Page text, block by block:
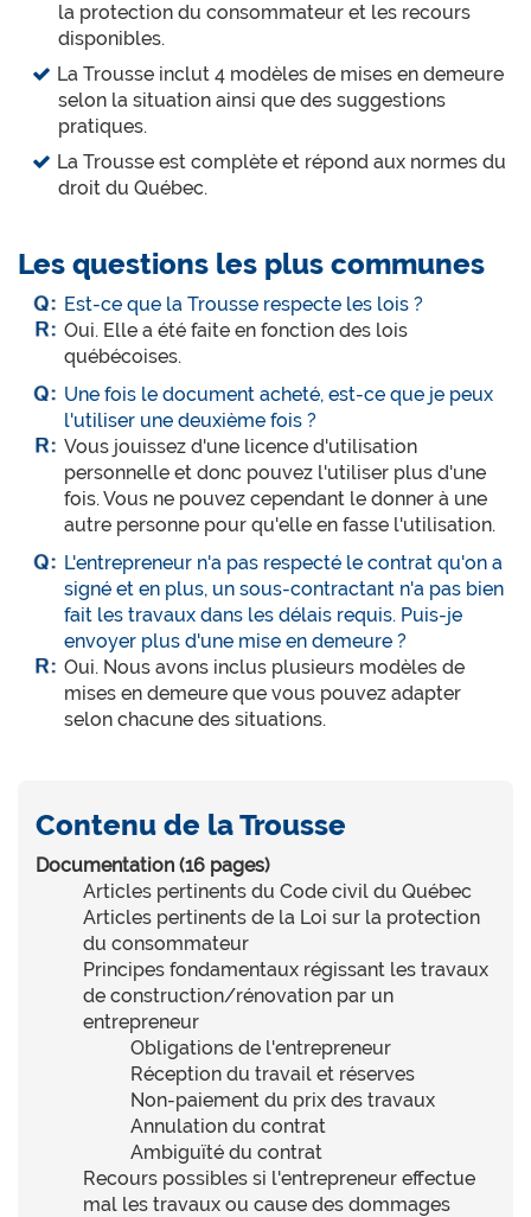
la protection du consommateur et les recours
disponibles.
La Trousse inclut 4 modèles de mises en demeure
selon la situation ainsi que des suggestions
pratiques.
La Trousse est complète et répond aux normes du
droit du Québec.
Les questions les plus communes
Est-ce que la Trousse respecte les lois ?
Oui. Elle a été faite en fonction des lois
québécoises.
Une fois le document acheté, est-ce que je peux
l'utiliser une deuxième fois ?
Vous jouissez d'une licence d'utilisation
personnelle et donc pouvez l'utiliser plus d'une
fois. Vous ne pouvez cependant le donner à une
autre personne pour qu'elle en fasse l'utilisation.
L'entrepreneur n'a pas respecté le contrat qu'on a
signé et en plus, un sous-contractant n'a pas bien
fait les travaux dans les délais requis. Puis-je
envoyer plus d'une mise en demeure ?
Oui. Nous avons inclus plusieurs modèles de
mises en demeure que vous pouvez adapter
selon chacune des situations.
Contenu de la Trousse
Documentation (16 pages)
Articles pertinents du Code civil du Québec
Articles pertinents de la Loi sur la protection
du consommateur
Principes fondamentaux régissant les travaux
de construction/rénovation par un
entrepreneur
Obligations de l'entrepreneur
Réception du travail et réserves
Non-paiement du prix des travaux
Annulation du contrat
Ambiguïté du contrat
Recours possibles si l'entrepreneur effectue
mal les travaux ou cause des dommages